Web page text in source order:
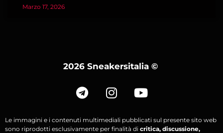
Marzo 17, 2026
2026 Sneakersitalia ©
Le immagini e i contenuti multimediali pubblicati sul presente sito web
sono riprodotti esclusivamente per finalità di critica, discussione,